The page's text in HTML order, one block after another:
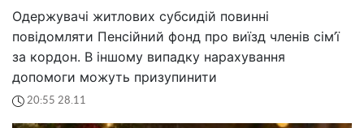
Одержувачі житлових субсидій повинні
повідомляти Пенсійний фонд про виїзд членів сім’ї
за кордон. В іншому випадку нарахування
допомоги можуть призупинити
20:55 28.11